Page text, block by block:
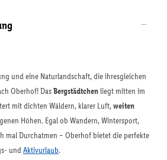
und eine Naturlandschaft, die ihresgleichen
Oberhof! DasBergstädtchen liegt mitten im
mit dichten Wäldern, klarer Luft,weiten
Höhen. Egal ob Wandern, Wintersport,
mal Durchatmen – Oberhof bietet die perfekte
undAktivurlaub.